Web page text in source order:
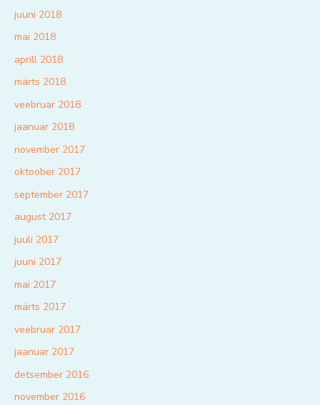
juuni 2018
mai 2018
aprill 2018
märts 2018
veebruar 2018
jaanuar 2018
november 2017
oktoober 2017
september 2017
august 2017
juuli 2017
juuni 2017
mai 2017
märts 2017
veebruar 2017
jaanuar 2017
detsember 2016
november 2016